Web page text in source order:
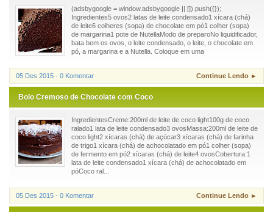
(adsbygoogle = window.adsbygoogle || []).push({});
Ingredientes5 ovos2 latas de leite condensado1 xícara (chá)
de leite6 colheres (sopa) de chocolate em pó1 colher (sopa)
de margarina1 pote de NutellaModo de preparoNo liquidificador,
bata bem os ovos, o leite condensado, o leite, o chocolate em
pó, a margarina e a Nutella. Coloque em uma
05 Des 2015 - 0 Komentar Continue Lendo ►
Bolo Cremoso de Chocolate com Coco
IngredientesCreme:200ml de leite de coco light100g de coco
ralado1 lata de leite condensado3 ovosMassa:200ml de leite de
coco light2 xícaras (chá) de açúcar3 xícaras (chá) de farinha
de trigo1 xícara (chá) de achocolatado em pó1 colher (sopa)
de fermento em pó2 xícaras (chá) de leite4 ovosCobertura:1
lata de leite condensado1 xícara (chá) de achocolatado em
póCoco ral...
05 Des 2015 - 0 Komentar Continue Lendo ►